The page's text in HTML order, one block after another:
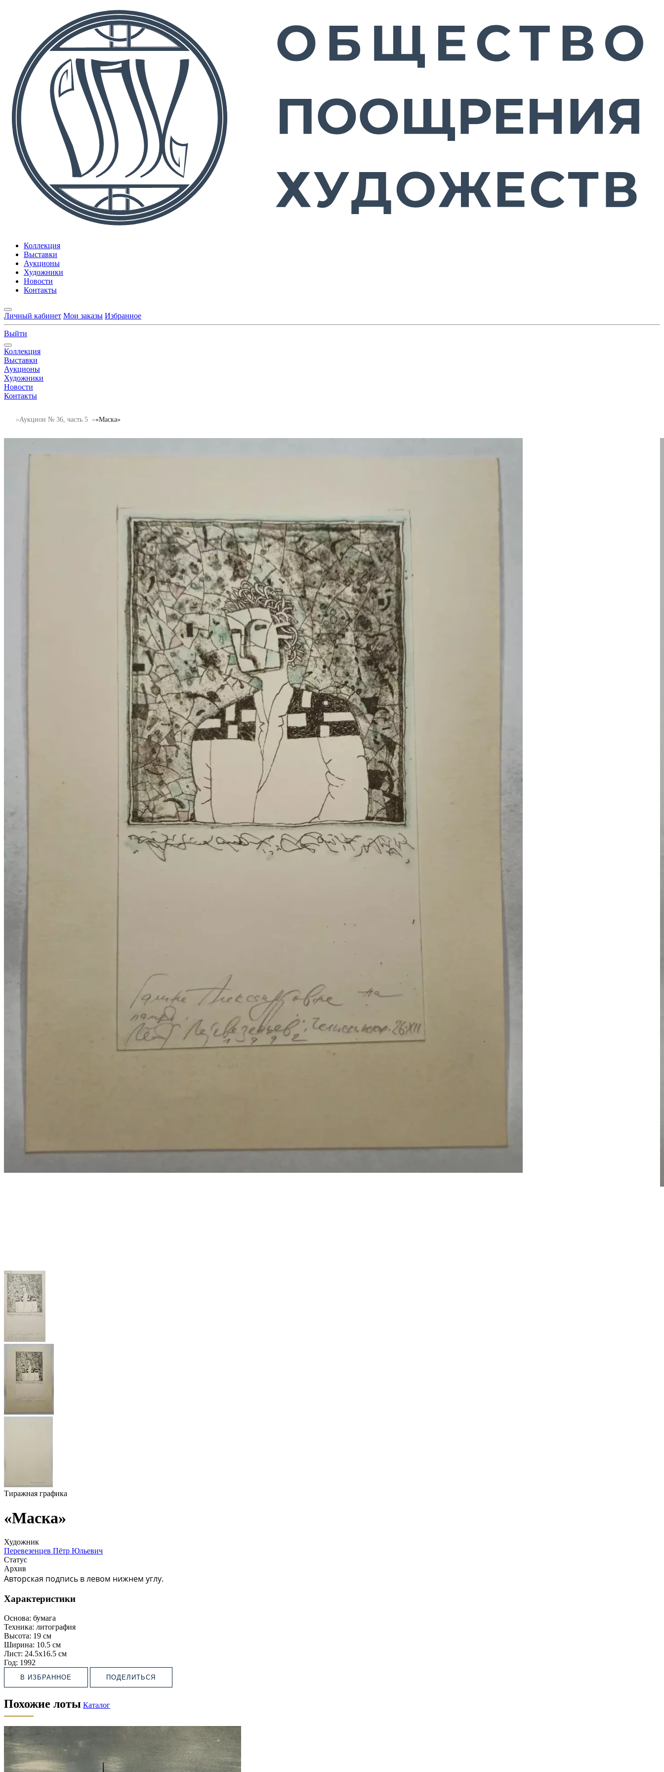
Коллекция
Выставки
Аукционы
Художники
Новости
Контакты
Личный кабинет Мои заказы Избранное
Выйти
Коллекция
Выставки
Аукционы
Художники
Новости
Контакты
Аукцион № 36, часть 5 «Маска»
Тиражная графика
«Маска»
Художник
Перевезенцев Пётр Юльевич
Статус
Архив
Авторская подпись в левом нижнем углу.
Характеристики
Основа: бумага
Техника: литография
Высота: 19 см
Ширина: 10.5 см
Лист: 24.5х16.5 см
Год: 1992
В ИЗБРАННОЕ ПОДЕЛИТЬСЯ
Похожие лоты Каталог